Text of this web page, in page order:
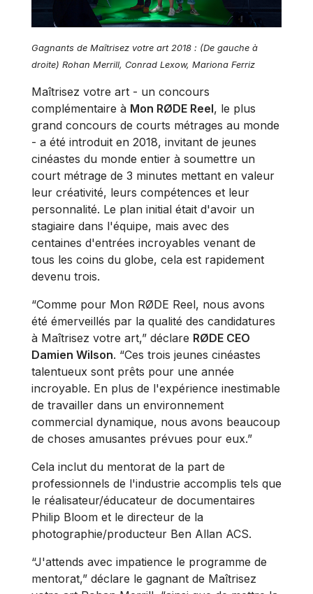
Gagnants de Maîtrisez votre art 2018 : (De gauche à
droite) Rohan Merrill, Conrad Lexow, Mariona Ferriz
Maîtrisez votre art - un concours
complémentaire à Mon RØDE Reel, le plus
grand concours de courts métrages au monde
- a été introduit en 2018, invitant de jeunes
cinéastes du monde entier à soumettre un
court métrage de 3 minutes mettant en valeur
leur créativité, leurs compétences et leur
personnalité. Le plan initial était d'avoir un
stagiaire dans l'équipe, mais avec des
centaines d'entrées incroyables venant de
tous les coins du globe, cela est rapidement
devenu trois.
“Comme pour Mon RØDE Reel, nous avons
été émerveillés par la qualité des candidatures
à Maîtrisez votre art,” déclare RØDE CEO
Damien Wilson. “Ces trois jeunes cinéastes
talentueux sont prêts pour une année
incroyable. En plus de l'expérience inestimable
de travailler dans un environnement
commercial dynamique, nous avons beaucoup
de choses amusantes prévues pour eux.”
Cela inclut du mentorat de la part de
professionnels de l'industrie accomplis tels que
le réalisateur/éducateur de documentaires
Philip Bloom et le directeur de la
photographie/producteur Ben Allan ACS.
“J'attends avec impatience le programme de
mentorat,” déclare le gagnant de Maîtrisez